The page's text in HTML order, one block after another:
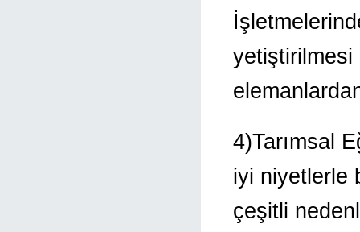
yetiştirilmesi
4)Tarımsal
iyi niyetlerle
çeşitli